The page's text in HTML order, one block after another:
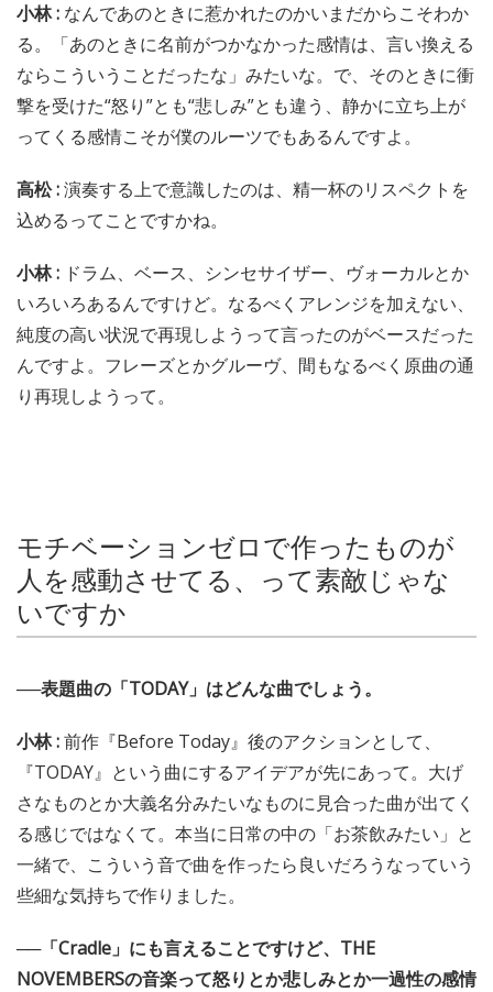
小林 : なんであのときに惹かれたのかいまだからこそわか
る。「あのときに名前がつかなかった感情は、言い換える
ならこういうことだったな」みたいな。で、そのときに衝
撃を受けた“怒り”とも“悲しみ”とも違う、静かに立ち上が
ってくる感情こそが僕のルーツでもあるんですよ。
高松 :演奏する上で意識したのは、精一杯のリスペクトを
込めるってことですかね。
小林 : ドラム、ベース、シンセサイザー、ヴォーカルとか
いろいろあるんですけど。なるべくアレンジを加えない、
純度の高い状況で再現しようって言ったのがベースだった
んですよ。フレーズとかグルーヴ、間もなるべく原曲の通
り再現しようって。
モチベーションゼロで作ったものが
人を感動させてる、って素敵じゃな
いですか
──表題曲の「TODAY」はどんな曲でしょう。
小林 :前作『Before Today』後のアクションとして、
『TODAY』という曲にするアイデアが先にあって。大げ
さなものとか大義名分みたいなものに見合った曲が出てく
る感じではなくて。本当に日常の中の「お茶飲みたい」と
一緒で、こういう音で曲を作ったら良いだろうなっていう
些細な気持ちで作りました。
──「Cradle」にも言えることですけど、THE
NOVEMBERSの音楽って怒りとか悲しみとか一過性の感情